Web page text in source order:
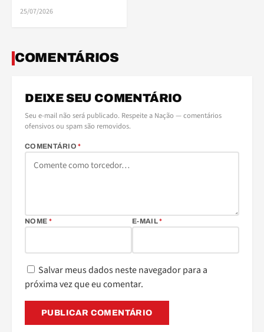
25/07/2026
COMENTÁRIOS
DEIXE SEU COMENTÁRIO
Seu e-mail não será publicado. Respeite a Nação — comentários
ofensivos ou spam são removidos.
COMENTÁRIO*
NOME * E-MAIL*
Salvar meus dados neste navegador para a
próxima vez que eu comentar.